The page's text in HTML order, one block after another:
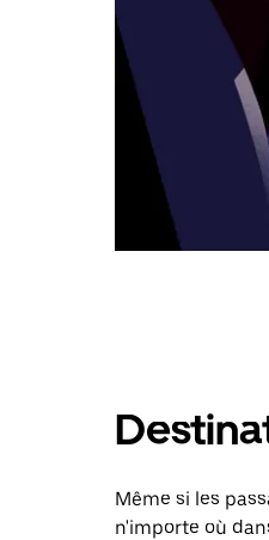
Même si les
n'importe où